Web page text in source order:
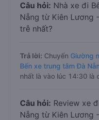
Câu hỏi: Nhà xe đi
Nẵng từ Kiên Lương
trễ nhất?
Trả lời: Chuyến Giường
Bến xe trung tâm Đà
nhất là vào lúc 14:30 là
Câu hỏi: Review xe
Nẵng từ Kiên Lương